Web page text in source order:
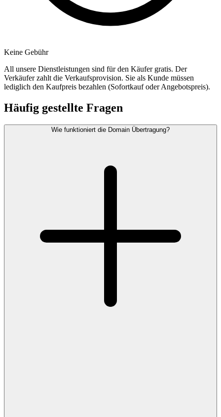
Keine Gebühr
All unsere Dienstleistungen sind für den Käufer gratis. Der
Verkäufer zahlt die Verkaufsprovision. Sie als Kunde müssen
lediglich den Kaufpreis bezahlen (Sofortkauf oder Angebotspreis).
Häufig gestellte Fragen
Wie funktioniert die Domain Übertragung?